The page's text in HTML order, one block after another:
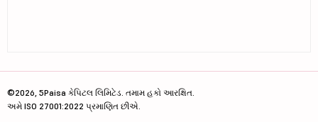
©2026, 5Paisa કેપિટલ લિમિટેડ. તમામ હકો આરક્ષિત.
અમે ISO 27001:2022 પ્રમાણિત છીએ.